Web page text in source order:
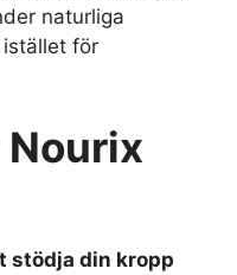
naturliga
för
stödja din kropp